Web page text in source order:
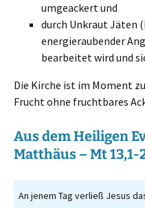
umgeackert und
durch Unkraut Jäten
energieraubender
bearbeitet wird und
Die Kirche ist im Moment
Frucht ohne fruchtbares
Aus dem Heiligen
Matthäus – Mt13,1-
An jenem Tag verließ Jesus